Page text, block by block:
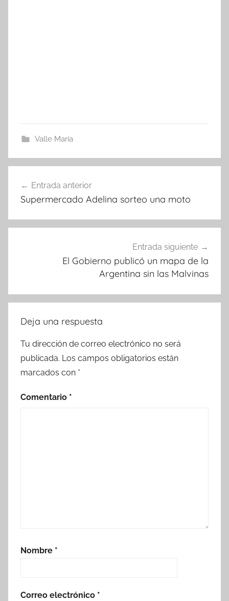
Valle María
de
Entrada anterior
Supermercado Adelina sorteo una moto
Entrada siguiente
El Gobierno publicó un mapa de la
Argentina sin las Malvinas
Deja una respuesta
Tu dirección de correo electrónico no será
publicada. Los campos obligatorios están
marcados con *
Comentario *
Nombre *
Correo electrónico *